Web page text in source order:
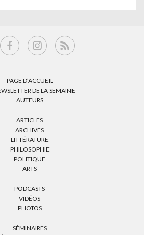
PAGE D’ACCUEIL
DE LA SEMAINE
AUTEURS
ARTICLES
ARCHIVES
LITTÉRATURE
PHILOSOPHIE
POLITIQUE
ARTS
PODCASTS
VIDÉOS
PHOTOS
SÉMINAIRES